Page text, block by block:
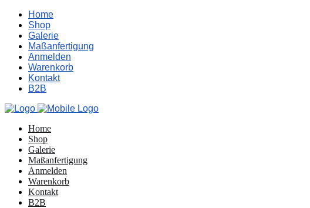
Home
Shop
Galerie
Maßanfertigung
Anmelden
Warenkorb
Kontakt
B2B
Home
Shop
Galerie
Maßanfertigung
Anmelden
Warenkorb
Kontakt
B2B